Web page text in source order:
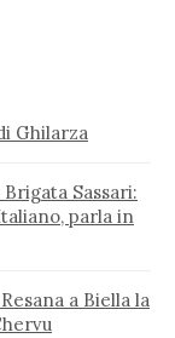
Ghilarza
Sassari:
parla in
a Biella la